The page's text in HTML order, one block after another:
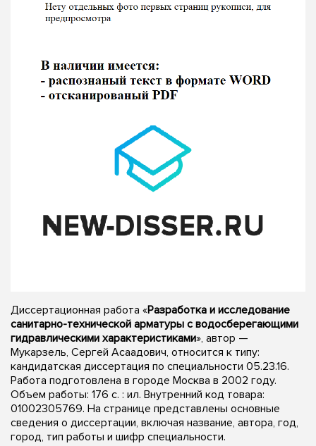
Диссертационная работа «Разработка и исследование
санитарно-технической арматуры с водосберегающими
гидравлическими характеристиками», автор —
Мукарзель, Сергей Асаадович, относится к типу:
кандидатская диссертация по специальности 05.23.16.
Работа подготовлена в городе Москва в 2002 году.
Объем работы: 176 с. : ил. Внутренний код товара:
01002305769. На странице представлены основные
сведения о диссертации, включая название, автора, год,
город, тип работы и шифр специальности.